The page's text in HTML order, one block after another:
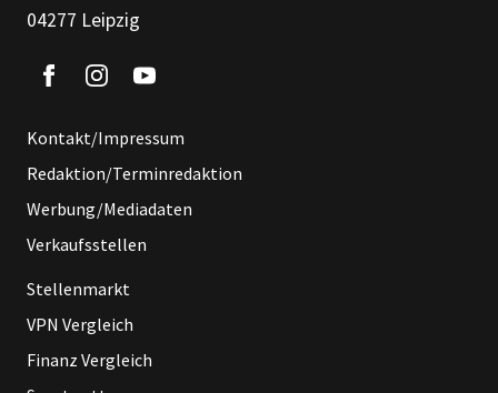
04277 Leipzig
Kontakt/Impressum
Redaktion/Terminredaktion
Werbung/Mediadaten
Verkaufsstellen
Stellenmarkt
VPN Vergleich
Finanz Vergleich